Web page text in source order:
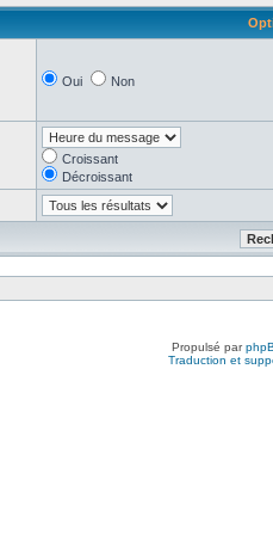
Oui Non
Croissant
Décroissant
Propulsé par
Traduction et